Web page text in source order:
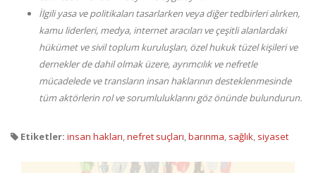
İlgili yasa ve politikaları tasarlarken veya diğer tedbirleri alırken,
kamu liderleri, medya, internet aracıları ve çeşitli alanlardaki
hükümet ve sivil toplum kuruluşları, özel hukuk tüzel kişileri ve
dernekler de dahil olmak üzere, ayrımcılık ve nefretle
mücadelede ve transların insan haklarının desteklenmesinde
tüm aktörlerin rol ve sorumluluklarını göz önünde bulundurun.
Etiketler: insan hakları,nefret suçları,barınma, sağlık, siyaset